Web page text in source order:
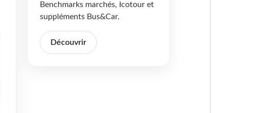
Benchmarks marchés, Icotour et
suppléments Bus&Car.
Découvrir